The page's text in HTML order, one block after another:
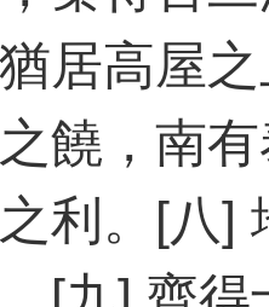
居高屋
饒，南
利。[八]